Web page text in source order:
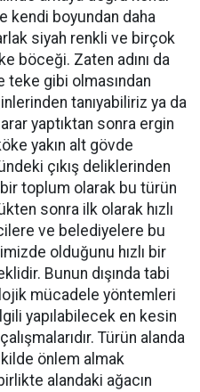
kendi boyundan daha
siyah renkli ve birçok
böceği. Zaten adını da
teke gibi olmasından
tanıyabiliriz ya da
yaptıktan sonra ergin
yakın alt gövde
çıkış deliklerinden
toplum olarak bu türün
sonra ilk olarak hızlı
ve belediyelere bu
olduğunu hızlı bir
Bunun dışında tabi
mücadele yöntemleri
yapılabilecek en kesin
Türün alanda
önlem almak
alandaki ağacın